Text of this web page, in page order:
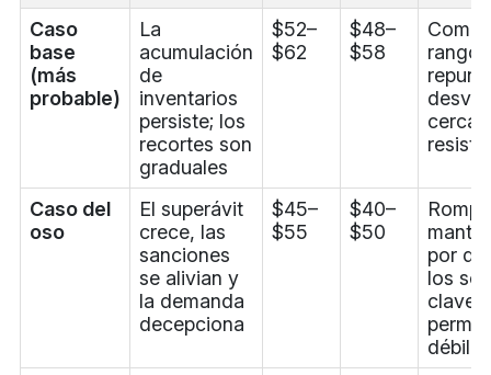
Caso
base
(más
probable)
La
acumulación
de
inventarios
persiste; los
recortes son
graduales
$52–
$62
$48–
$58
rango,
cerca
Caso del
oso
El superávit
crece, las
sanciones
se alivian y
la demanda
decepciona
$45–
$55
$40–
$50
por
los
clave;
débil